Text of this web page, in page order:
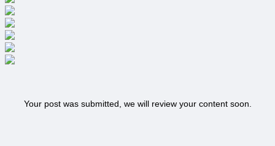
Your post was submitted, we will review your content soon.